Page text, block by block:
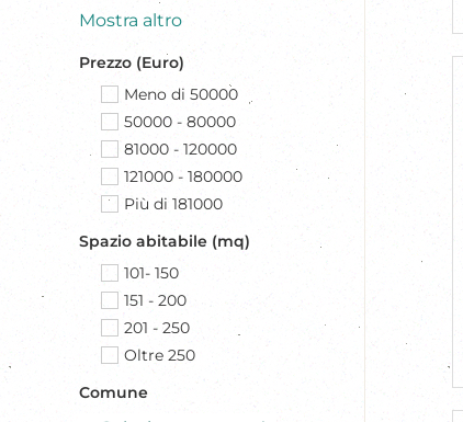
Mostra altro
Prezzo (Euro)
Meno di 50000
50000 - 80000
81000 - 120000
121000 - 180000
Più di 181000
Spazio abitabile (mq)
101- 150
151 - 200
201 - 250
Oltre 250
Comune